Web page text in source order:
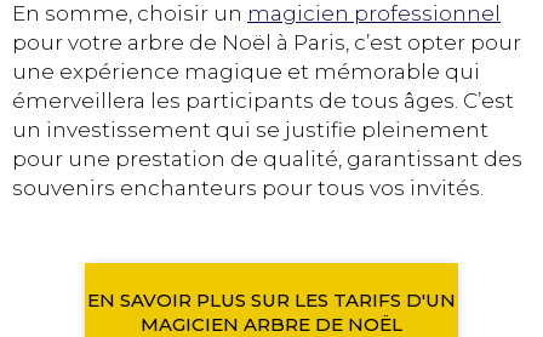
En somme, choisir un magicien professionnel
pour votre arbre de Noël à Paris, c’est opter pour
une expérience magique et mémorable qui
émerveillera les participants de tous âges. C’est
un investissement qui se justifie pleinement
pour une prestation de qualité, garantissant des
souvenirs enchanteurs pour tous vos invités.
EN SAVOIR PLUS SUR LES TARIFS D'UN
MAGICIEN ARBRE DE NOËL